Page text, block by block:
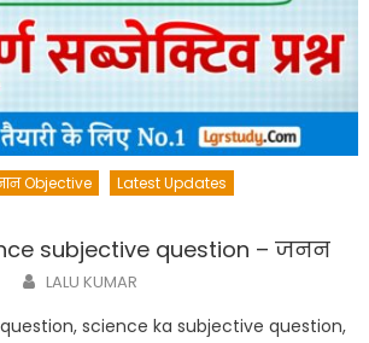
Objective
Latest Updates
subjective question – जनन
Author
LALU KUMAR
science ka subjective question,